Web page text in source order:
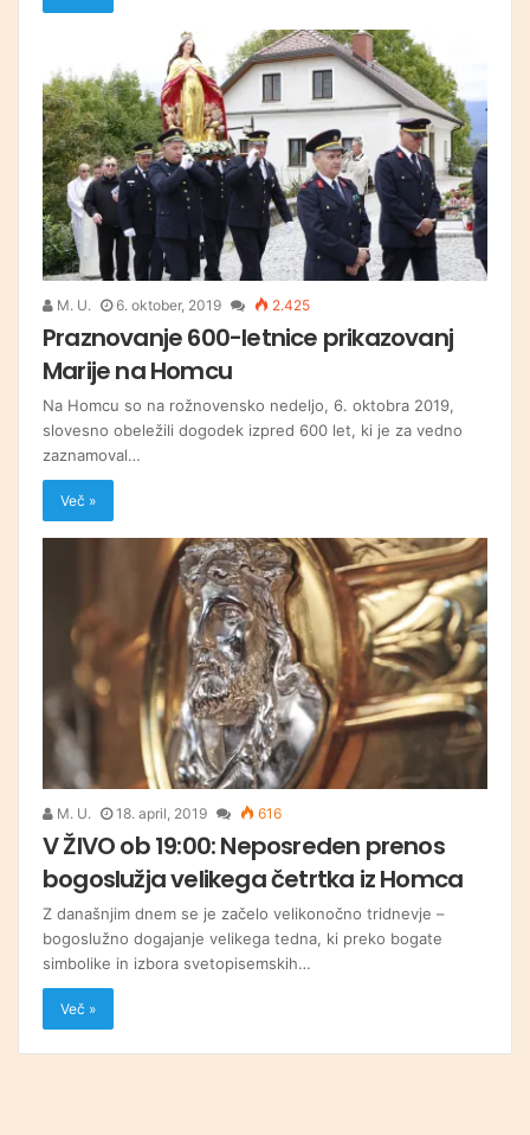
M. U. 6. oktober, 2019 2.425
Praznovanje 600-letnice prikazovanj
Marije na Homcu
Na Homcu so na rožnovensko nedeljo, 6. oktobra 2019,
slovesno obeležili dogodek izpred 600 let, ki je za vedno
zaznamoval…
Več »
M. U. 18. april, 2019 616
V ŽIVO ob 19:00: Neposreden prenos
bogoslužja velikega četrtka iz Homca
Z današnjim dnem se je začelo velikonočno tridnevje –
bogoslužno dogajanje velikega tedna, ki preko bogate
simbolike in izbora svetopisemskih…
Več »